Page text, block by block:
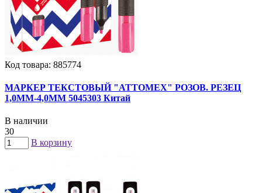
Код товара: 885774
МАРКЕР ТЕКСТОВЫЙ "ATTOMEX" РОЗОВ. РЕЗЕЦ
1,0ММ-4,0ММ 5045303 Китай
В наличии
30
В корзину